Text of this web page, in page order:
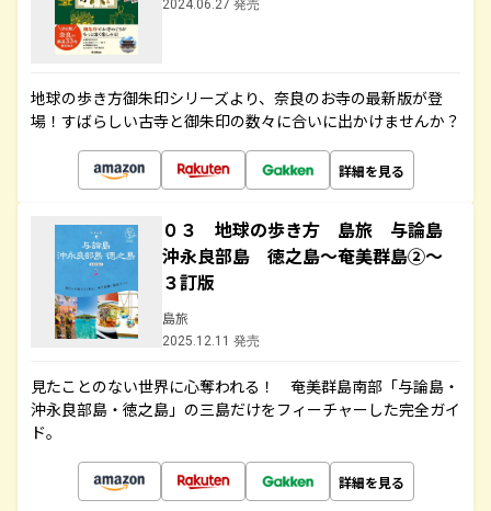
2024.06.27 発売
地球の歩き方御朱印シリーズより、奈良のお寺の最新版が登
場！すばらしい古寺と御朱印の数々に合いに出かけませんか？
詳細を見る
０３ 地球の歩き方 島旅 与論島
沖永良部島 徳之島～奄美群島②～
３訂版
島旅
2025.12.11 発売
見たことのない世界に心奪われる！ 奄美群島南部「与論島・
沖永良部島・徳之島」の三島だけをフィーチャーした完全ガイ
ド。
詳細を見る